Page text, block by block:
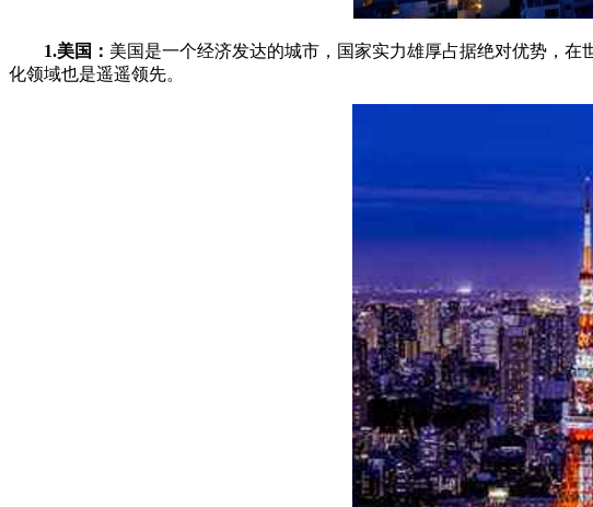
1.美国： 美国是一个经济发达的城市，国家实力雄厚占据绝对优势，
化领域也是遥遥领先。